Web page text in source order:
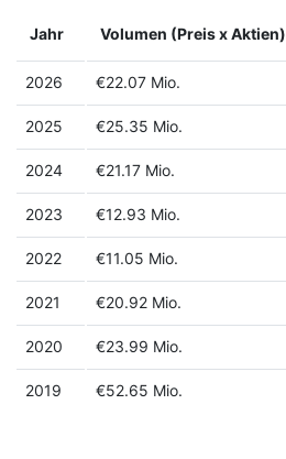
Jahr Volumen (Preis x Aktien)
2026 €22.07 Mio.
2025 €25.35 Mio.
2024 €21.17 Mio.
2023 €12.93 Mio.
2022 €11.05 Mio.
2021 €20.92 Mio.
2020 €23.99 Mio.
2019 €52.65 Mio.